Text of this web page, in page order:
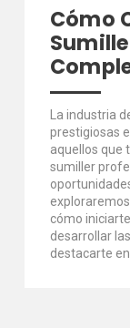
Cómo
La industria
prestigiosas
aquellos que
sumiller
cómo
desarrollar
destacarte en